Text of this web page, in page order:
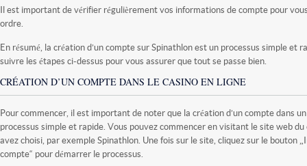
Il est important de vérifier régulièrement vos informations de compte pour
ordre.
En résumé, la création d’un compte sur Spinathlon est un processus simple et
suivre les étapes ci-dessus pour vous assurer que tout se passe bien.
CRÉATION D’UN COMPTE DANS LE CASINO EN LIGNE
Pour commencer, il est important de noter que la création d’un compte dans
processus simple et rapide. Vous pouvez commencer en visitant le site web du
avez choisi, par exemple Spinathlon. Une fois sur le site, cliquez sur le bouton
compte“ pour démarrer le processus.